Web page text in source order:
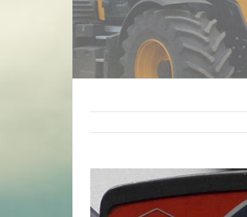
Larger
Image